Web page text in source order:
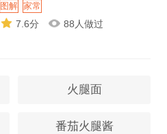
图解 家常
7.6分 88人做过
火腿面
番茄火腿酱